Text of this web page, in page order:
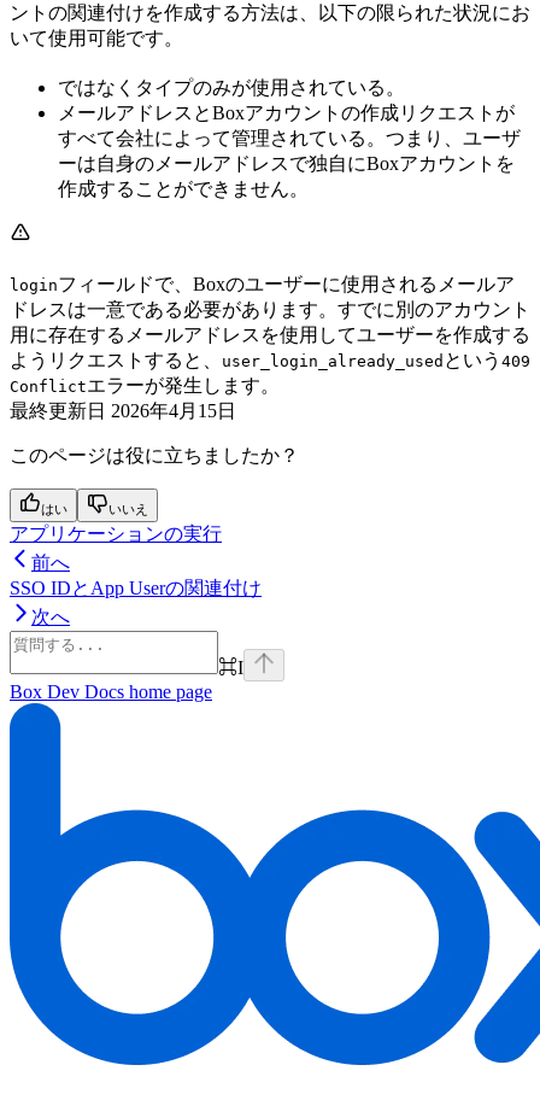
ントの関連付けを作成する方法は、以下の限られた状況にお
いて使用可能です。
ではなく タイプのみが使用されている。
メールアドレスとBoxアカウントの作成リクエストが
すべて会社によって管理されている。つまり、ユーザ
ーは自身のメールアドレスで独自にBoxアカウントを
作成することができません。
loginフィールドで、Boxのユーザーに使用されるメールア
ドレスは一意である必要があります。すでに別のアカウント
用に存在するメールアドレスを使用してユーザーを作成する
ようリクエストすると、
user_login_already_used という 409
Conflictエラーが発生します。
最終更新日 2026年4月15日
このページは役に立ちましたか？
はい いいえ
アプリケーションの実行
前へ
SSO IDとApp Userの関連付け
次へ
⌘I
Box Dev Docs home page